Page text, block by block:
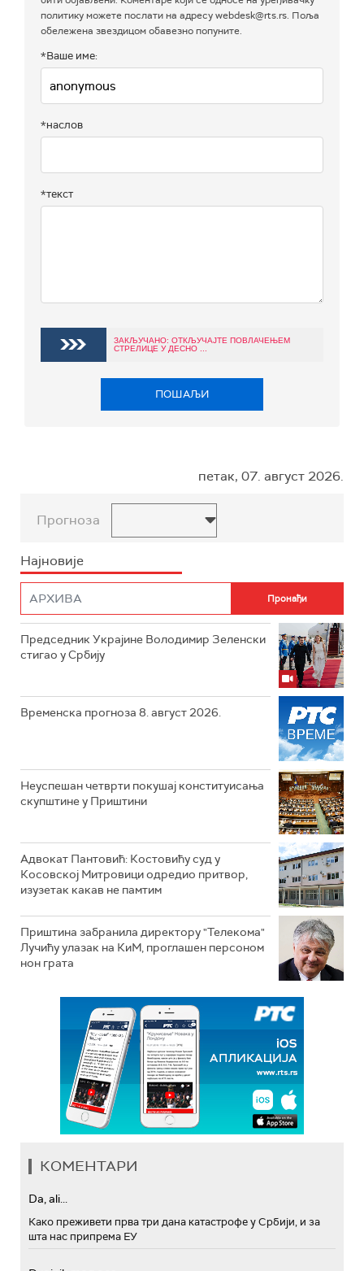
политику можете послати на адресу webdesk@rts.rs. Поља
обележена звездицом обавезно попуните.
*Ваше име:
*наслов
*текст
ЗАКЉУЧАНО: ОТКЉУЧАЈТЕ ПОВЛАЧЕЊЕМ
СТРЕЛИЦЕ У ДЕСНО ...
ПОШАЉИ
петак, 07. август 2026.
Прогноза
Најновије
Председник Украјине Володимир Зеленски
стигао у Србију
Временска прогноза 8. август 2026.
Неуспешан четврти покушај конституисања
скупштине у Приштини
Адвокат Пантовић: Костовићу суд у
Косовској Митровици одредио притвор,
изузетак какав не памтим
Приштина забранила директору "Телекома"
Лучићу улазак на КиМ, проглашен персоном
нон грата
КОМЕНТАРИ
Da, ali...
Како преживети прва три дана катастрофе у Србији, и за
шта нас припрема ЕУ